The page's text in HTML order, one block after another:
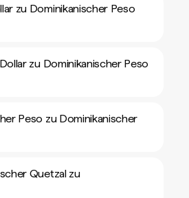
zu Dominikanischer Peso
zu Dominikanischer Peso
Peso zu Dominikanischer
Quetzal zu